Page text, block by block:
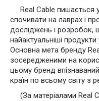
Real Cable пишається
спочивати на лаврах і
досліджень і розробок,
найактуальніші
Основна мета бренду
зосередженими на
цьому бренд
країн по всьому світу з
(За матеріалами Real